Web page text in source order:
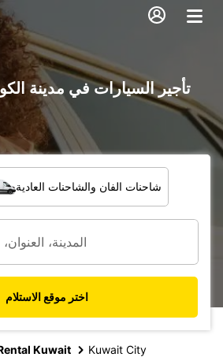
تأجير السيارات في مدينة
شاحنات الفان والشاحنات العادية
اختر موقع الاستلام
Kuwait Kuwait City